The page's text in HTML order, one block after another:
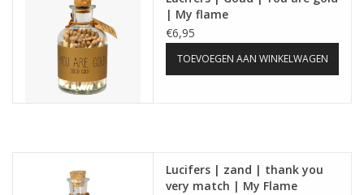
| My flame
€6,95
TOEVOEGEN AAN WINKELWAGEN
Lucifers | zand | thank you
very match | My Flame